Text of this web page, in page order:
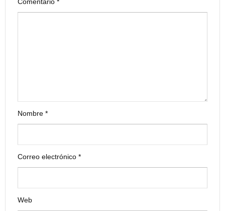
Nombre *
Correo electrónico *
Web